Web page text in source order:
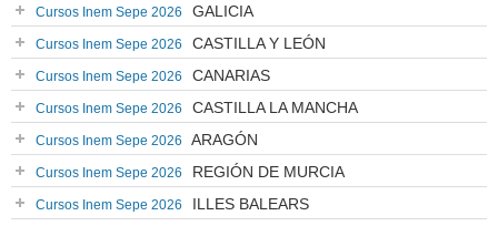
Cursos Inem Sepe 2026 GALICIA
Cursos Inem Sepe 2026 CASTILLA Y LEÓN
Cursos Inem Sepe 2026 CANARIAS
Cursos Inem Sepe 2026 CASTILLA LA MANCHA
Cursos Inem Sepe 2026 ARAGÓN
Cursos Inem Sepe 2026 REGIÓN DE MURCIA
Cursos Inem Sepe 2026 ILLES BALEARS